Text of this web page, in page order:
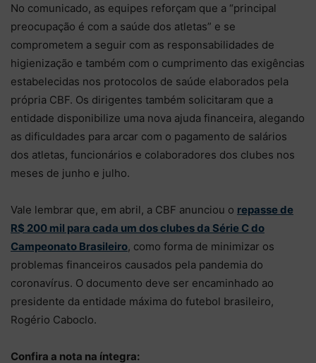
No comunicado, as equipes reforçam que a “principal
preocupação é com a saúde dos atletas” e se
comprometem a seguir com as responsabilidades de
higienização e também com o cumprimento das exigências
estabelecidas nos protocolos de saúde elaborados pela
própria CBF. Os dirigentes também solicitaram que a
entidade disponibilize uma nova ajuda financeira, alegando
as dificuldades para arcar com o pagamento de salários
dos atletas, funcionários e colaboradores dos clubes nos
meses de junho e julho.
Vale lembrar que, em abril, a CBF anunciou o repasse de
R$ 200 mil para cada um dos clubes da Série C do
Campeonato Brasileiro, como forma de minimizar os
problemas financeiros causados pela pandemia do
coronavírus. O documento deve ser encaminhado ao
presidente da entidade máxima do futebol brasileiro,
Rogério Caboclo.
Confira a nota na íntegra: